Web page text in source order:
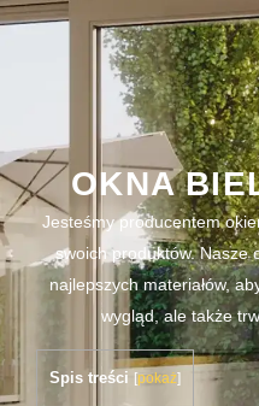
OKNA
Jesteśmy producentem
swoich produktów. Nasze
najlepszych materiałów,
wygląd, ale także
Spis treści [pokaż]